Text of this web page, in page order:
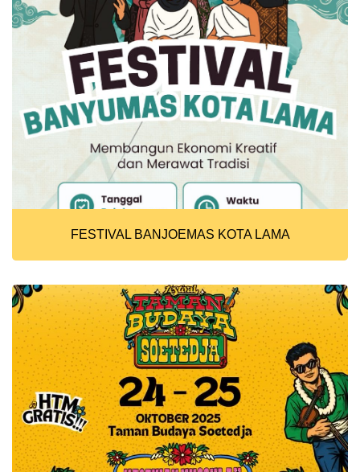
FESTIVAL BANJOEMAS KOTA LAMA